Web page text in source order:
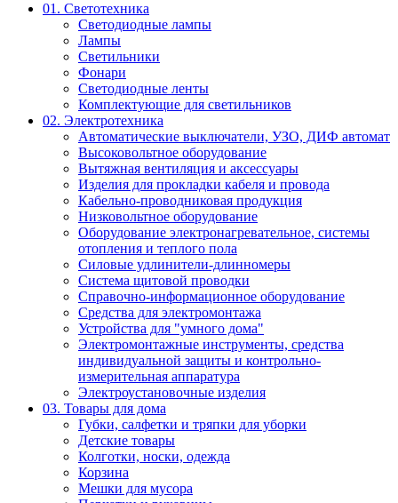
01. Светотехника
Светодиодные лампы
Лампы
Светильники
Фонари
Светодиодные ленты
Комплектующие для светильников
02. Электротехника
Автоматические выключатели, УЗО, ДИФ автомат
Высоковольтное оборудование
Вытяжная вентиляция и аксессуары
Изделия для прокладки кабеля и провода
Кабельно-проводниковая продукция
Низковольтное оборудование
Оборудование электронагревательное, системы
отопления и теплого пола
Силовые удлинители-длинномеры
Система щитовой проводки
Справочно-информационное оборудование
Средства для электромонтажа
Устройства для "умного дома"
Электромонтажные инструменты, средства
индивидуальной защиты и контрольно-
измерительная аппаратура
Электроустановочные изделия
03. Товары для дома
Губки, салфетки и тряпки для уборки
Детские товары
Колготки, носки, одежда
Корзина
Мешки для мусора